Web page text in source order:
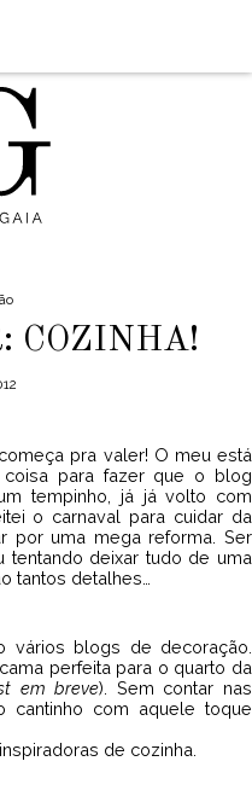
COZINHA!
pra valer! O meu está
coisa para fazer que o blog
tempinho, já já volto com
o carnaval para cuidar da
por uma mega reforma. Ser
tentando deixar tudo de uma
tantos detalhes…
vários blogs de decoração.
perfeita para o quarto da
em breve). Sem contar nas
cantinho com aquele toque
de cozinha.